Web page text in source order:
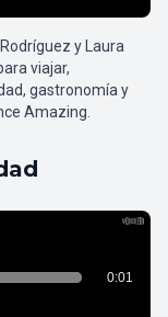
y Laura
viajar,
gastronomía y
Amazing.